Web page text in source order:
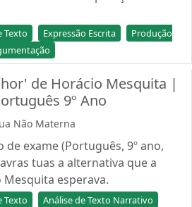
Texto Expressão Escrita
Produção
de Horácio Mesquita |
9º Ano
Não Materna
de exame (Português, 9º ano,
tuas a alternativa que a
esperava.
Texto
Análise de Texto Narrativo